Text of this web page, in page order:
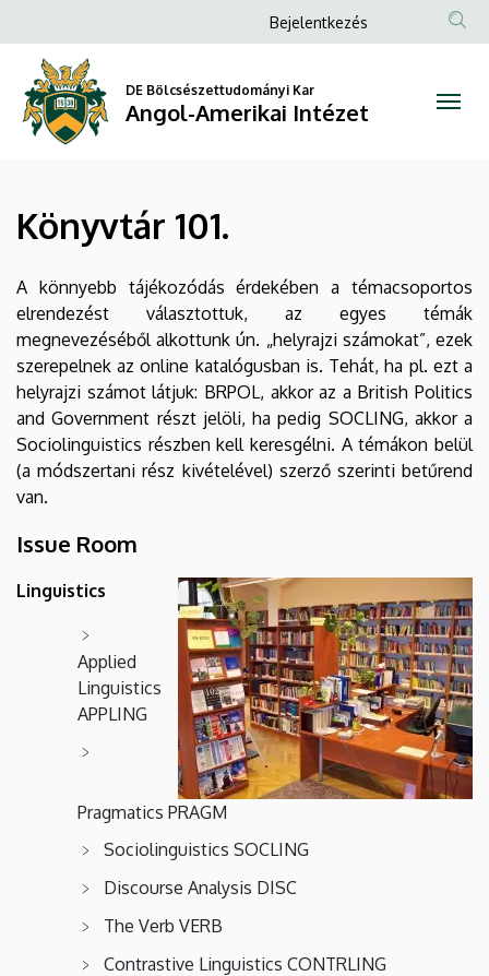
101.
Angol-
Amerikai
Intézet
a
tartalomra
Anonim
fiók
menüje
Bejelentkezés
DE Bölcsészettudományi Kar
Angol-Amerikai Intézet
Könyvtár 101.
A könnyebb tájékozódás érdekében a témacsoportos
elrendezést választottuk, az egyes témák
megnevezéséből alkottunk ún. „helyrajzi számokat”, ezek
szerepelnek az online katalógusban is. Tehát, ha pl. ezt a
helyrajzi számot látjuk: BRPOL, akkor az a British Politics
and Government részt jelöli, ha pedig SOCLING, akkor a
Sociolinguistics részben kell keresgélni. A témákon belül
(a módszertani rész kivételével) szerző szerinti betűrend
van.
Issue Room
Linguistics
Applied
Linguistics
APPLING
Pragmatics PRAGM
Sociolinguistics SOCLING
Discourse Analysis DISC
The Verb VERB
Contrastive Linguistics CONTRLING